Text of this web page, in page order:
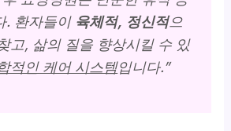
. 환자들이 육체적, 정신적으
고, 삶의 질을 향상시킬 수 있
적인 케어 시스템입니다.”